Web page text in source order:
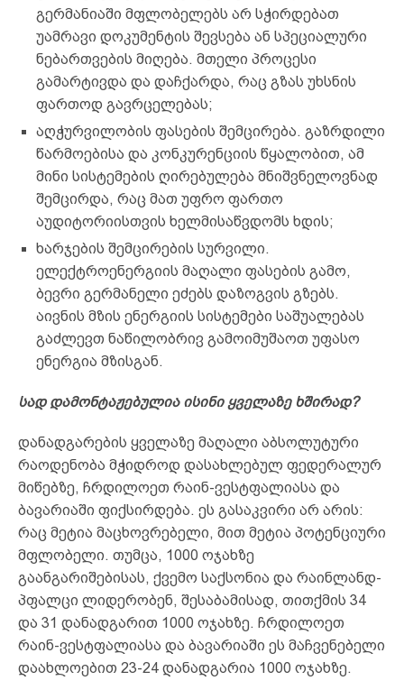
გერმანიაში მფლობელებს არ სჭირდებათ
უამრავი დოკუმენტის შევსება ან სპეციალური
ნებართვების მიღება. მთელი პროცესი
გამარტივდა და დაჩქარდა, რაც გზას უხსნის
ფართოდ გავრცელებას;
აღჭურვილობის ფასების შემცირება. გაზრდილი
წარმოებისა და კონკურენციის წყალობით, ამ
მინი სისტემების ღირებულება მნიშვნელოვნად
შემცირდა, რაც მათ უფრო ფართო
აუდიტორიისთვის ხელმისაწვდომს ხდის;
ხარჯების შემცირების სურვილი.
ელექტროენერგიის მაღალი ფასების გამო,
ბევრი გერმანელი ეძებს დაზოგვის გზებს.
აივნის მზის ენერგიის სისტემები საშუალებას
გაძლევთ ნაწილობრივ გამოიმუშაოთ უფასო
ენერგია მზისგან.
სად დამონტაჟებულია ისინი ყველაზე ხშირად?
დანადგარების ყველაზე მაღალი აბსოლუტური
რაოდენობა მჭიდროდ დასახლებულ ფედერალურ
მიწებზე, ჩრდილოეთ რაინ-ვესტფალიასა და
ბავარიაში ფიქსირდება. ეს გასაკვირი არ არის:
რაც მეტია მაცხოვრებელი, მით მეტია პოტენციური
მფლობელი. თუმცა, 1000 ოჯახზე
გაანგარიშებისას, ქვემო საქსონია და რაინლანდ-
პფალცი ლიდერობენ, შესაბამისად, თითქმის 34
და 31 დანადგარით 1000 ოჯახზე. ჩრდილოეთ
რაინ-ვესტფალიასა და ბავარიაში ეს მაჩვენებელი
დაახლოებით 23-24 დანადგარია 1000 ოჯახზე.